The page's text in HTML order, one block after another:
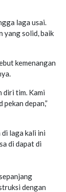
laga usai.
yang solid, baik
kemenangan
diri tim. Kami
depan,”
di laga kali ini
di dapat di
dengan